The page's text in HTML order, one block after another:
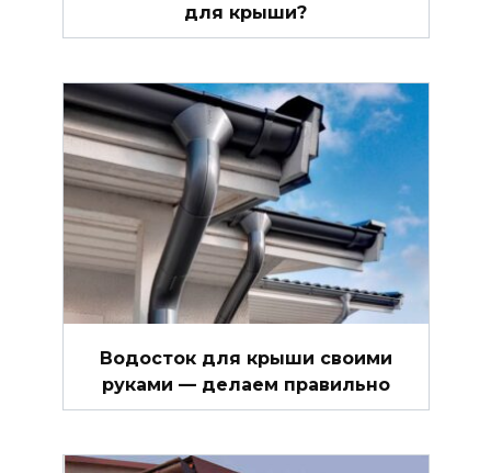
для крыши?
Водосток для крыши своими
руками — делаем правильно